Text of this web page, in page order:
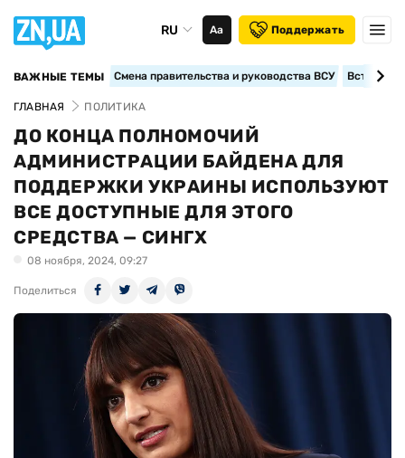
RU Аа Поддержать
ВАЖНЫЕ ТЕМЫ Смена правительства и руководства ВСУ
ГЛАВНАЯ ПОЛИТИКА
ДО КОНЦА ПОЛНОМОЧИЙ
АДМИНИСТРАЦИИ БАЙДЕНА ДЛЯ
ПОДДЕРЖКИ УКРАИНЫ ИСПОЛЬЗУЮТ
ВСЕ ДОСТУПНЫЕ ДЛЯ ЭТОГО
СРЕДСТВА — СИНГХ
08 ноября, 2024, 09:27
Поделиться